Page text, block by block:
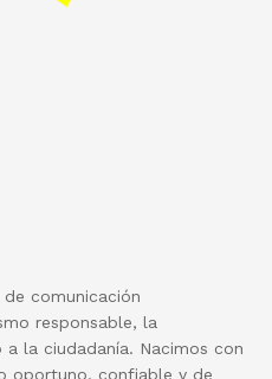
comunicación
responsable, la
la ciudadanía. Nacimos con
oportuno, confiable y de